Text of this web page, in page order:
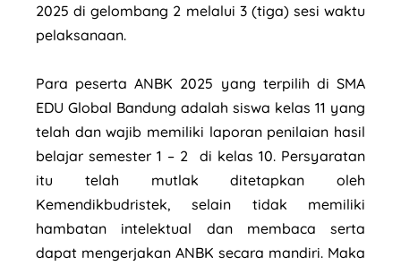
2025 di gelombang 2 melalui 3 (tiga) sesi waktu
pelaksanaan.
Para peserta ANBK 2025 yang terpilih di SMA
EDU Global Bandung adalah siswa kelas 11 yang
telah dan wajib memiliki laporan penilaian hasil
belajar semester 1 – 2 di kelas 10. Persyaratan
itu telah mutlak ditetapkan oleh
Kemendikbudristek, selain tidak memiliki
hambatan intelektual dan membaca serta
dapat mengerjakan ANBK secara mandiri. Maka